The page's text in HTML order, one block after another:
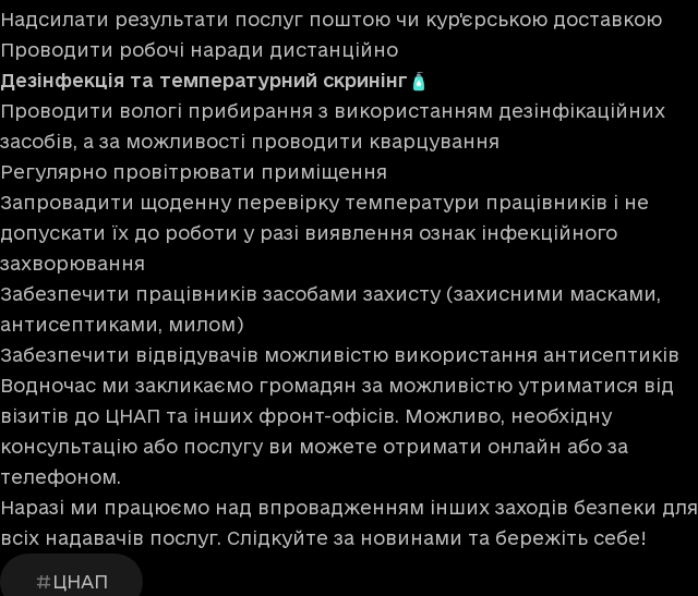
Надсилати результати послуг поштою чи кур'єрською доставкою
Проводити робочі наради дистанційно
Дезінфекція та температурний скринінг🧴
Проводити вологі прибирання з використанням дезінфікаційних
засобів, а за можливості проводити кварцування
Регулярно провітрювати приміщення
Запровадити щоденну перевірку температури працівників і не
допускати їх до роботи у разі виявлення ознак інфекційного
захворювання
Забезпечити працівників засобами захисту (захисними масками,
антисептиками, милом)
Забезпечити відвідувачів можливістю використання антисептиків
Водночас ми закликаємо громадян за можливістю утриматися від
візитів до ЦНАП та інших фронт-офісів. Можливо, необхідну
консультацію або послугу ви можете отримати онлайн або за
телефоном.
Наразі ми працюємо над впровадженням інших заходів безпеки для
всіх надавачів послуг. Слідкуйте за новинами та бережіть себе!
ЦНАП